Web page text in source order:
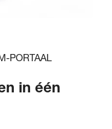
PORTAAL
in één